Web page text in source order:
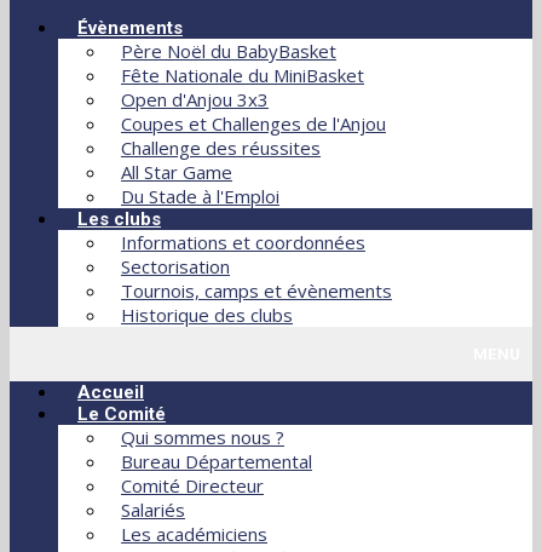
Évènements
Père Noël du BabyBasket
Fête Nationale du MiniBasket
Open d'Anjou 3x3
Coupes et Challenges de l'Anjou
Challenge des réussites
All Star Game
Du Stade à l'Emploi
Les clubs
Informations et coordonnées
Sectorisation
Tournois, camps et évènements
Historique des clubs
Accueil
Le Comité
Qui sommes nous ?
Bureau Départemental
Comité Directeur
Salariés
Les académiciens